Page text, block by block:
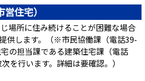
住宅）
場所に住み続けることが困難な場合
供します。（※市民協働課（電話39-
の担当課である建築住宅課（電話
を行います。詳細は要確認。）